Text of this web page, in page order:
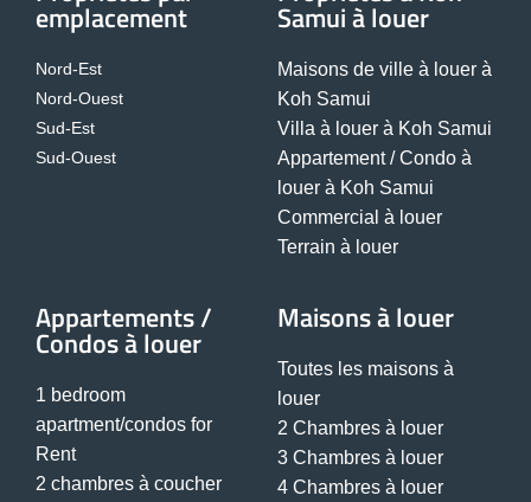
emplacement
Nord-Est
Nord-Ouest
Sud-Est
Sud-Ouest
Samui à louer
Maisons de ville à louer à
Koh Samui
Villa à louer à Koh Samui
Appartement / Condo à
louer à Koh Samui
Commercial à louer
Terrain à louer
Appartements /
Condos à louer
1 bedroom
apartment/condos for
Rent
2 chambres à coucher
Maisons à louer
Toutes les maisons à
louer
2 Chambres à louer
3 Chambres à louer
4 Chambres à louer